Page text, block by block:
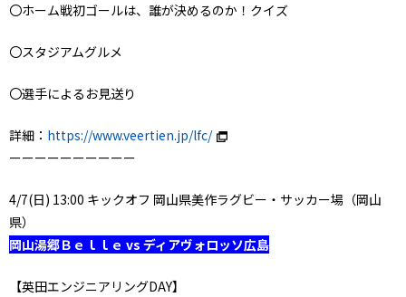
〇ホーム戦初ゴールは、誰が決めるのか！クイズ
〇スタジアムグルメ
〇選手によるお見送り
詳細： https://www.veertien.jp/lfc/
ーーーーーーーーーー
4/7(日) 13:00 キックオフ 岡山県美作ラグビー・サッカー場（岡山
県）
岡山湯郷Ｂｅｌｌｅ vs ディアヴォロッソ広島
【英田エンジニアリングDAY】